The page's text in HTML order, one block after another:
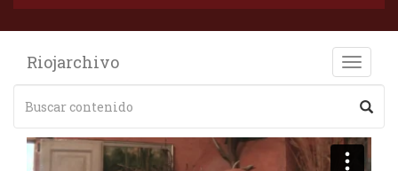
Toggle
Riojarchivo